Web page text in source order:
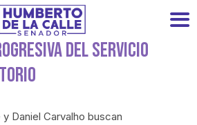
Del Servicio
Daniel Carvalho buscan